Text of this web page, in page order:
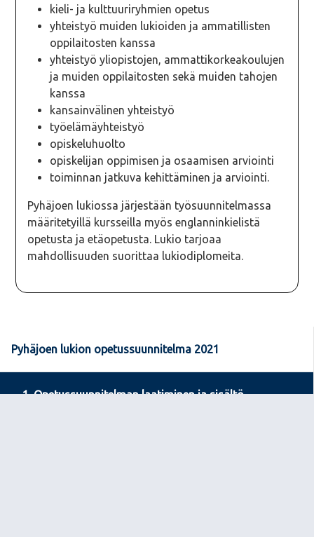
kieli- ja kulttuuriryhmien opetus
yhteistyö muiden lukioiden ja ammatillisten
oppilaitosten kanssa
yhteistyö yliopistojen, ammattikorkeakoulujen
ja muiden oppilaitosten sekä muiden tahojen
kanssa
kansainvälinen yhteistyö
työelämäyhteistyö
opiskeluhuolto
opiskelijan oppimisen ja osaamisen arviointi
toiminnan jatkuva kehittäminen ja arviointi.
Pyhäjoen lukiossa järjestään työsuunnitelmassa
määritetyillä kursseilla myös englanninkielistä
opetusta ja etäopetusta. Lukio tarjoaa
mahdollisuuden suorittaa lukiodiplomeita.
Pyhäjoen lukion opetussuunnitelma 2021
1. Opetussuunnitelman laatiminen ja sisältö